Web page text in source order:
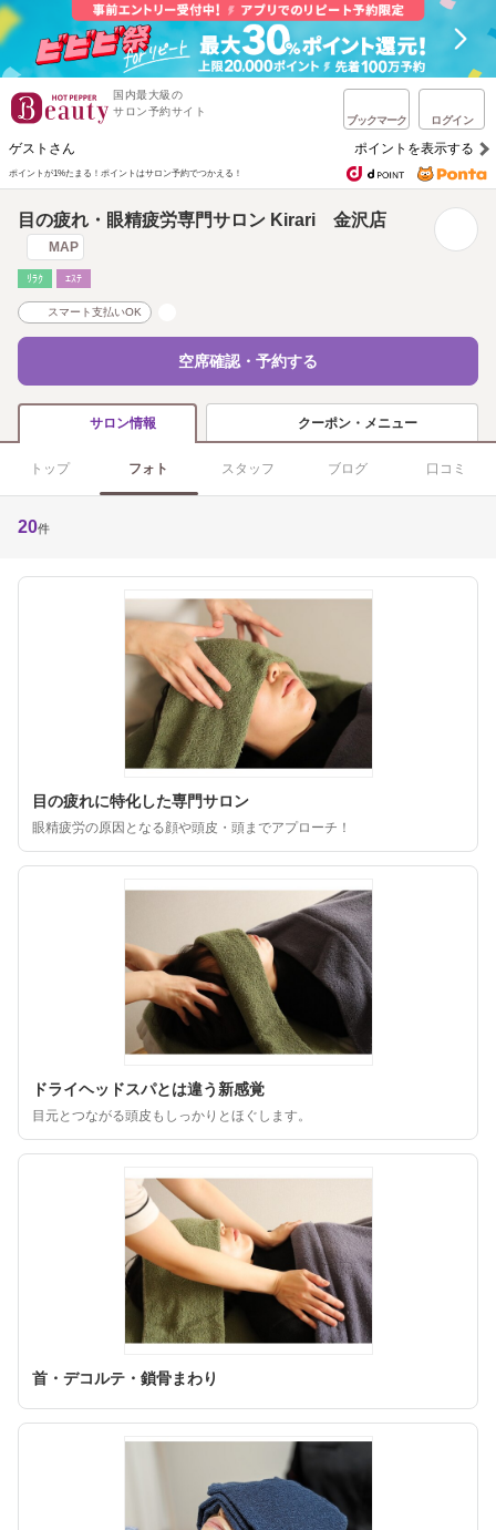
国内最大級の
サロン予約サイト
ブックマーク ログイン
ゲストさん ポイントを表示する
ポイントが1%たまる！ ポイントはサロン予約でつかえる！
目の疲れ・眼精疲労専門サロン Kirari 金沢店
MAP
ﾘﾗｸ ｴｽﾃ
スマート支払いOK
空席確認・予約する
サロン情報 クーポン・メニュー
トップ フォト スタッフ ブログ 口コミ
20件
目の疲れに特化した専門サロン
眼精疲労の原因となる顔や頭皮・頭までアプローチ！
ドライヘッドスパとは違う新感覚
目元とつながる頭皮もしっかりとほぐします。
首・デコルテ・鎖骨まわり